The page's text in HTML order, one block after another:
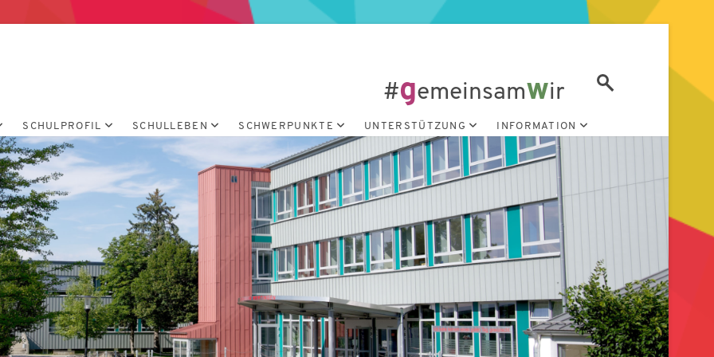
#gemeinsamwir
SCHULPROFIL SCHULLEBEN SCHWERPUNKTE UNTERSTÜTZUNG INFORMATION